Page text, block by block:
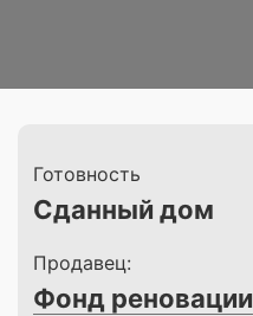
Готовность
Сданный дом
Продавец:
Фонд реновации